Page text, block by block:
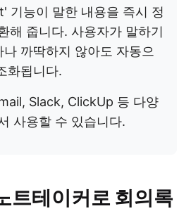
기능이 말한 내용을 즉시 정
해 줍니다. 사용자가 말하기
까딱하지 않아도 자동으
화됩니다.
Slack, ClickUp 등 다양
사용할 수 있습니다.
트테이커로 회의록